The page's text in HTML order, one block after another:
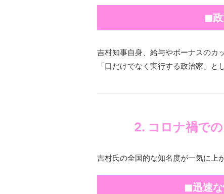
◼︎政
吉村知事自身、給与やボーナスのカ
「口だけでなく実行する政治家」と
2. コロナ禍で
吉村氏の全国的な知名度が一気に上
◼︎迅速